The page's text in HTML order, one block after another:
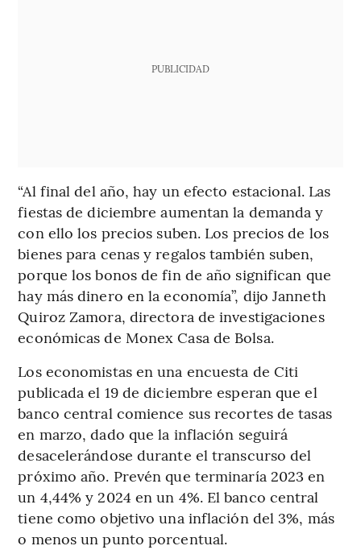
PUBLICIDAD
“Al final del año, hay un efecto estacional. Las
fiestas de diciembre aumentan la demanda y
con ello los precios suben. Los precios de los
bienes para cenas y regalos también suben,
porque los bonos de fin de año significan que
hay más dinero en la economía”, dijo Janneth
Quiroz Zamora, directora de investigaciones
económicas de Monex Casa de Bolsa.
Los economistas en una encuesta de Citi
publicada el 19 de diciembre esperan que el
banco central comience sus recortes de tasas
en marzo, dado que la inflación seguirá
desacelerándose durante el transcurso del
próximo año. Prevén que terminaría 2023 en
un 4,44% y 2024 en un 4%. El banco central
tiene como objetivo una inflación del 3%, más
o menos un punto porcentual.